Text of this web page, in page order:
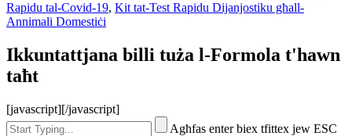
Rapidu tal-Covid-19, Kit tat-Test Rapidu Dijanjostiku għall-
Annimali Domestiċi
Ikkuntattjana billi tuża l-Formola t'hawn
taħt
[javascript][/javascript]
Agħfas enter biex tfittex jew ESC